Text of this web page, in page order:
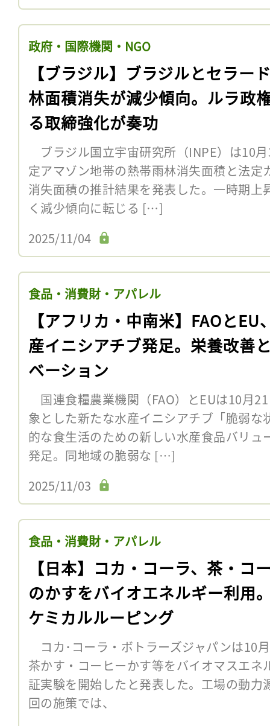
政府・国際機関・NGO
【ブラジル】ブラジルとセラー
林面積消失が減少傾向。ルラ政
る取締強化が奏功
ブラジル国立宇宙研究所（INPE）は10
定アマゾン地帯の熱帯雨林消失面積と法
消失面積の推計結果を発表した。一時期上
く減少傾向に転じる […]
2025/11/04
食品・消費財・アパレル
【アフリカ・中南米】FAOとEU
産イニシアチブ発足。栄養改善
ベーション
国連食糧農業機関（FAO）とEUは10月
象とした新たな水産イニシアチブ「脆弱
的な食生活のための新しい水産食品バリュ
発足。同地域の脆弱な […]
2025/11/03
食品・消費財・アパレル
【日本】コカ・コーラ、茶・コ
のかすをバイオエネルギー利用
ケミカルルーピング
コカ･コーラ・ボトラーズジャパンは10
茶かす・コーヒーかす等をバイオマスエネ
証実験を開始したと発表した。工場の動
回の施策では、